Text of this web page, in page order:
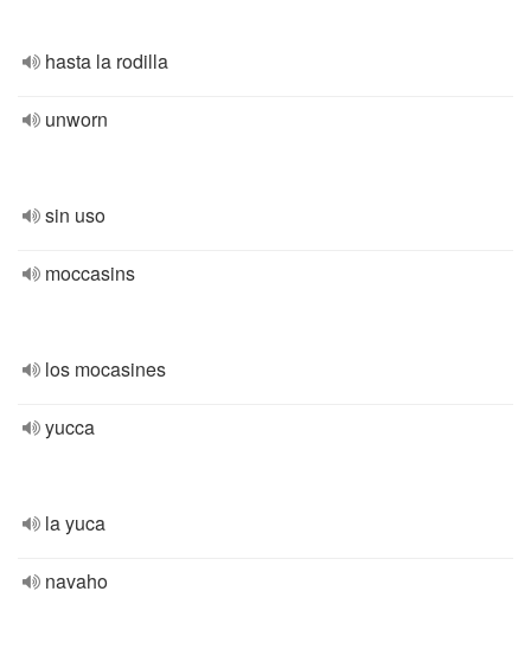
hasta la rodilla
unworn
sin uso
moccasins
los mocasines
yucca
la yuca
navaho